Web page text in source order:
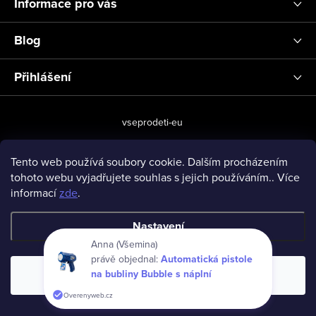
Tento web používá soubory cookie. Dalším procházením
tohoto webu vyjadřujete souhlas s jejich používáním.. Více
informacízde.
Nastavení
Souhlasím
Blog
Přihlášení
vseprodeti-eu
Copyright 2026www.vseprodeti.eu. Všechna práva vyhrazena.
Anna (Všemina)
právě objednal: Automatická pistole
na bubliny Bubble s náplní
Overenyweb.cz